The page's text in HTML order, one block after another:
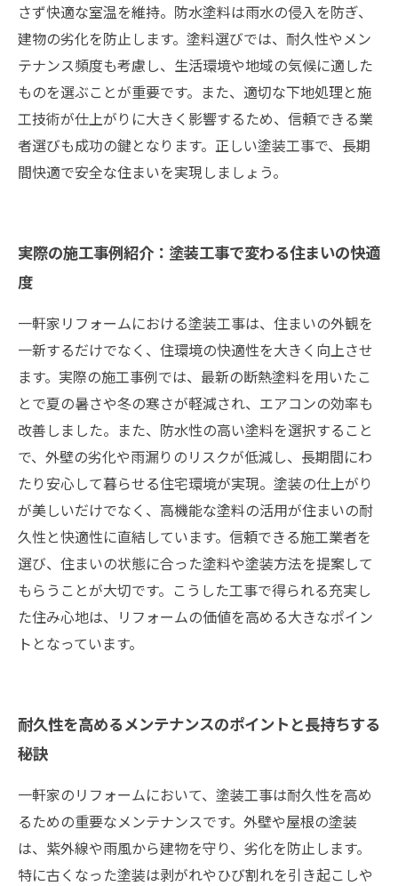
さず快適な室温を維持。防水塗料は雨水の侵入を防ぎ、
建物の劣化を防止します。塗料選びでは、耐久性やメン
テナンス頻度も考慮し、生活環境や地域の気候に適した
ものを選ぶことが重要です。また、適切な下地処理と施
工技術が仕上がりに大きく影響するため、信頼できる業
者選びも成功の鍵となります。正しい塗装工事で、長期
間快適で安全な住まいを実現しましょう。
実際の施工事例紹介：塗装工事で変わる住まいの快適
度
一軒家リフォームにおける塗装工事は、住まいの外観を
一新するだけでなく、住環境の快適性を大きく向上させ
ます。実際の施工事例では、最新の断熱塗料を用いたこ
とで夏の暑さや冬の寒さが軽減され、エアコンの効率も
改善しました。また、防水性の高い塗料を選択すること
で、外壁の劣化や雨漏りのリスクが低減し、長期間にわ
たり安心して暮らせる住宅環境が実現。塗装の仕上がり
が美しいだけでなく、高機能な塗料の活用が住まいの耐
久性と快適性に直結しています。信頼できる施工業者を
選び、住まいの状態に合った塗料や塗装方法を提案して
もらうことが大切です。こうした工事で得られる充実し
た住み心地は、リフォームの価値を高める大きなポイン
トとなっています。
耐久性を高めるメンテナンスのポイントと長持ちする
秘訣
一軒家のリフォームにおいて、塗装工事は耐久性を高め
るための重要なメンテナンスです。外壁や屋根の塗装
は、紫外線や雨風から建物を守り、劣化を防止します。
特に古くなった塗装は剥がれやひび割れを引き起こしや